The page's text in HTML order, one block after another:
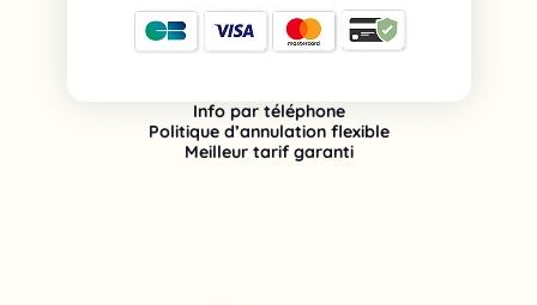
Info par téléphone
Politique d’annulation flexible
Meilleur tarif garanti